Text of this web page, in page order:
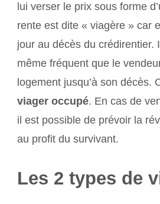
lui verser le prix sous forme
rente est dite « viagère » car
jour au décès du crédirentier.
même fréquent que le
logement jusqu’à son décès.
viager occupé. En cas de
il est possible de prévoir la
au profit du survivant.
Les 2 types de